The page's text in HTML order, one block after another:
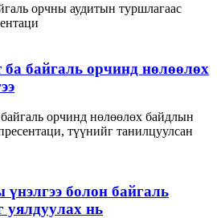
орчны аудитын туршлагаас
байгаль орчинд нөлөөлөх
орчинд нөлөөлөх байдлын
түүнийг танилцуулсан
болон байгаль
уялдуулах нь